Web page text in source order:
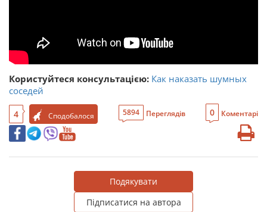
Користуйтеся консультацією: Как наказать шумных
соседей
4 Сподобалося 5894 Переглядів 0 Коментарі
Подякувати
Підписатися на автора